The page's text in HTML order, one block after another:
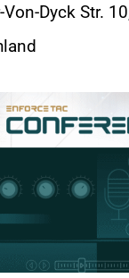
Dyck Str.